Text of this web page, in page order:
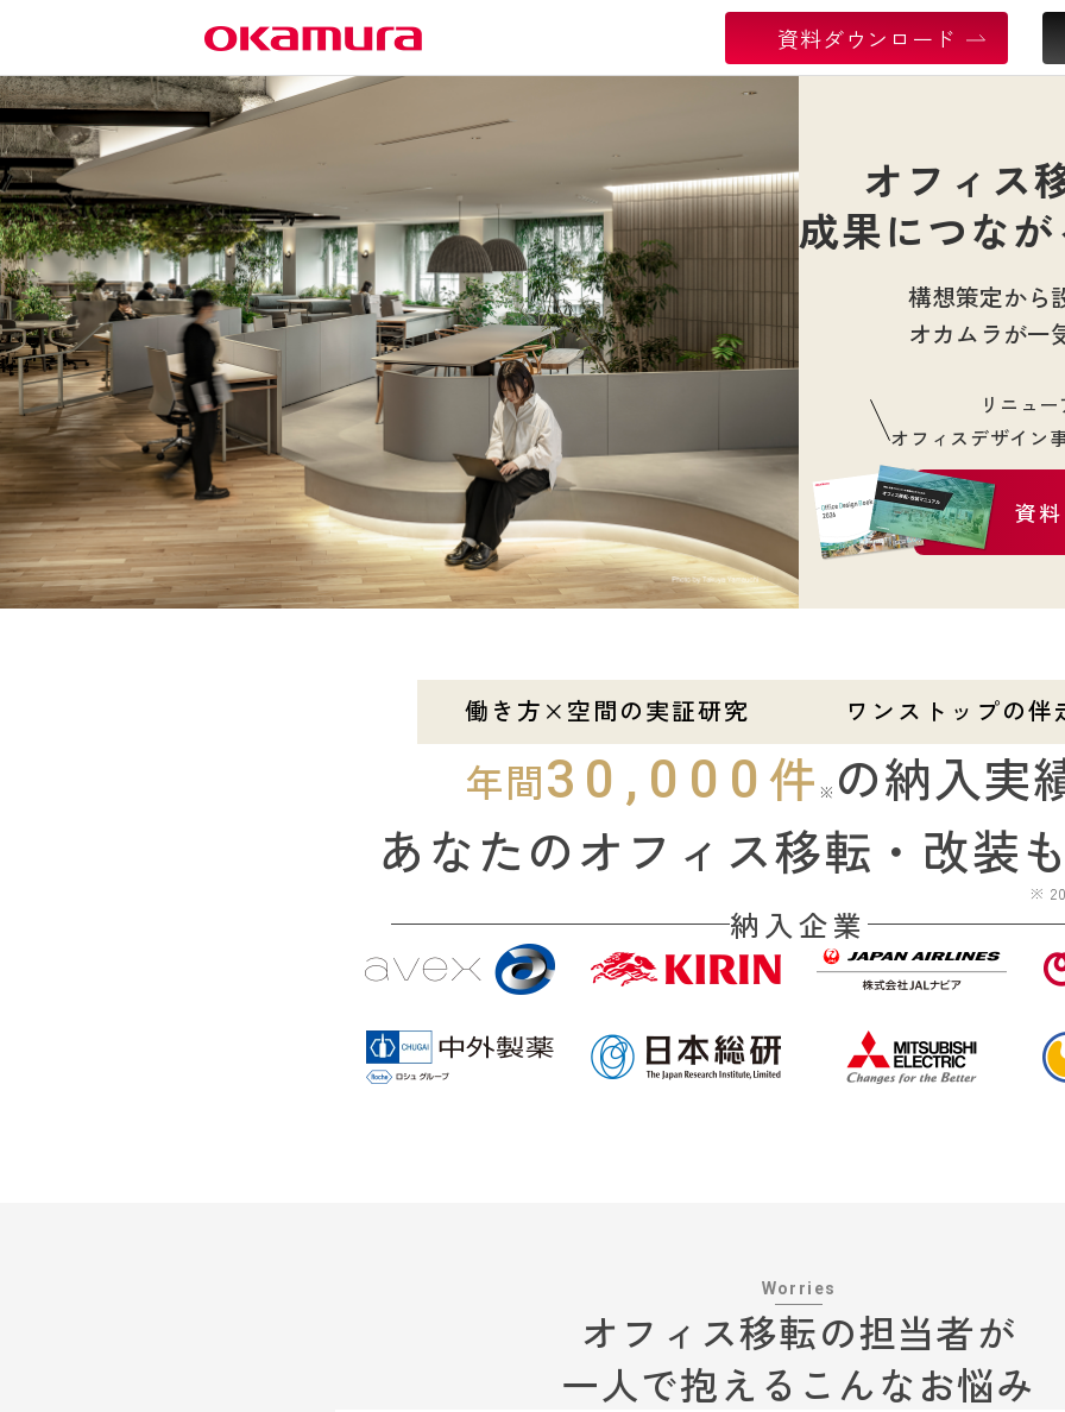
資料ダウンロード
オフィス
成果につな
構想策定から
オカムラが一
リニュ
オフィスデザイン
資
働き方×空間の実証研究 ワンストップの伴
年間30,000件 ※ の納入実
あなたのオフィス移転・ 改装
※
納入企業
Worries
オフィス移転の担当者が
一人で抱えるこんなお悩み